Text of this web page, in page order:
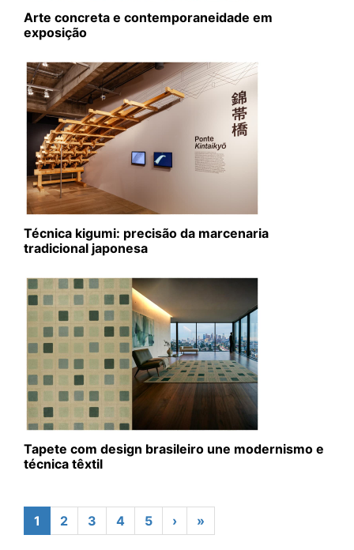
Arte concreta e contemporaneidade em
exposição
Técnica kigumi: precisão da marcenaria
tradicional japonesa
Tapete com design brasileiro une modernismo e
técnica têxtil
1 2 3 4 5 › »